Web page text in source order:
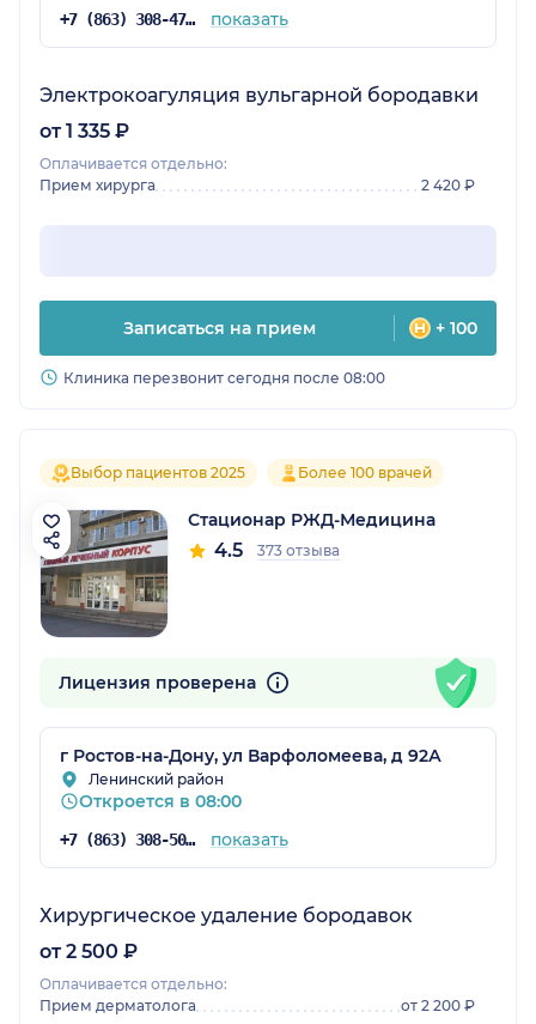
+7 (863) 308-47-39 показать
Электрокоагуляция вульгарной бородавки
от 1 335 ₽
Оплачивается отдельно:
Прием хирурга
2 420 ₽
Записаться на прием + 100
Клиника перезвонит сегодня после 08:00
Выбор пациентов 2025 Более 100 врачей
Стационар РЖД-Медицина
4.5 373 отзыва
Лицензия проверена
г Ростов-на-Дону, ул Варфоломеева, д 92А
Ленинский район
Откроется в 08:00
+7 (863) 308-50-43 показать
Хирургическое удаление бородавок
от 2 500 ₽
Оплачивается отдельно:
Прием дерматолога
от 2 200 ₽